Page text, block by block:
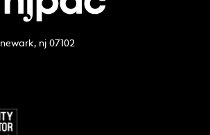
newark, nj 07102